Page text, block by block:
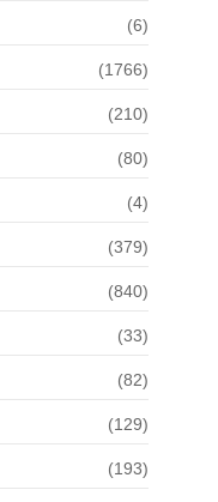
(6)
(1766)
(210)
(80)
(4)
(379)
(840)
(33)
(82)
(129)
(193)